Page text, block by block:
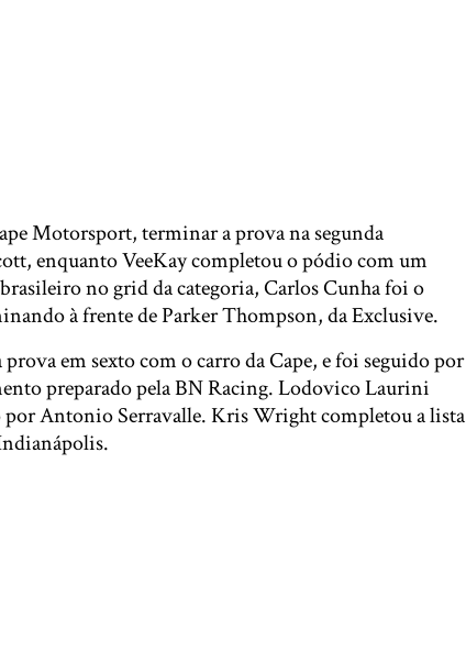
Motorsport, terminar a prova na segunda
enquanto VeeKay completou o pódio com um
no grid da categoria, Carlos Cunha foi o
à frente de Parker Thompson, da Exclusive.
em sexto com o carro da Cape, e foi seguido por
preparado pela BN Racing. Lodovico Laurini
por Antonio Serravalle. Kris Wright completou a lista